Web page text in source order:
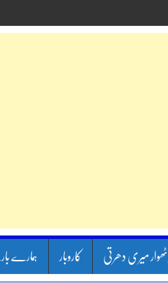
میری دھرتی کاروبار ہمارے